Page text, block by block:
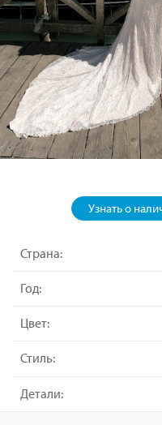
Узнать о
Страна:
Год:
Цвет:
Стиль:
Детали: